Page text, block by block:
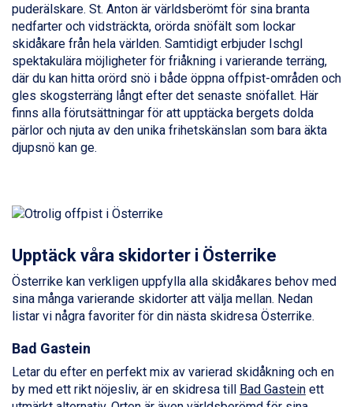
Sölden från 12.995 kr.
Saalbach från 9.445 kr.
Bad Hofgastein från 8.595 kr.
Champoluc från 5.945 kr.
Sestriere från 6.945 kr.
Wagrain från 7.095 kr.
Fieberbrunn från 9.645 kr.
Ischgl från 11.295 kr.
Val Thorens från 8.395 kr.
Livigno från 5.595 kr.
Sauze dOulx från 6.145 kr.
Bad Gastein från 6.295 kr.
Arabba från 11.045 kr.
La Thuile från 7.045 kr.
Cervinia från 8.245 kr.
Passo Tonale från 5.895 kr.
Sölden från 12.995 kr.
Saalbach från 9.445 kr.
puderälskare. St. Anton är världsberömt för sina branta
nedfarter och vidsträckta, orörda snöfält som lockar
skidåkare från hela världen. Samtidigt erbjuder Ischgl
spektakulära möjligheter för friåkning i varierande terräng,
där du kan hitta orörd snö i både öppna offpist-områden och
gles skogsterräng långt efter det senaste snöfallet. Här
finns alla förutsättningar för att upptäcka bergets dolda
pärlor och njuta av den unika frihetskänslan som bara äkta
djupsnö kan ge.
Upptäck våra skidorter i Österrike
Österrike kan verkligen uppfylla alla skidåkares behov med
sina många varierande skidorter att välja mellan. Nedan
listar vi några favoriter för din nästa skidresa Österrike.
Bad Gastein
Letar du efter en perfekt mix av varierad skidåkning och en
by med ett rikt nöjesliv, är en skidresa till Bad Gastein ett